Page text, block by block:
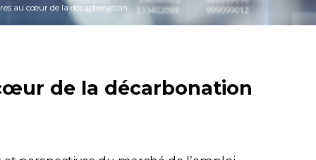
au cœur de la décarbonation
de la décarbonation